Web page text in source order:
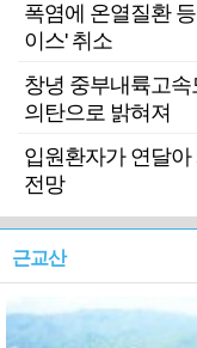
폭염에 온열질환
이스' 취소
창녕 중부내륙고
의탄으로 밝혀져
입원환자가 연달
전망
근교산